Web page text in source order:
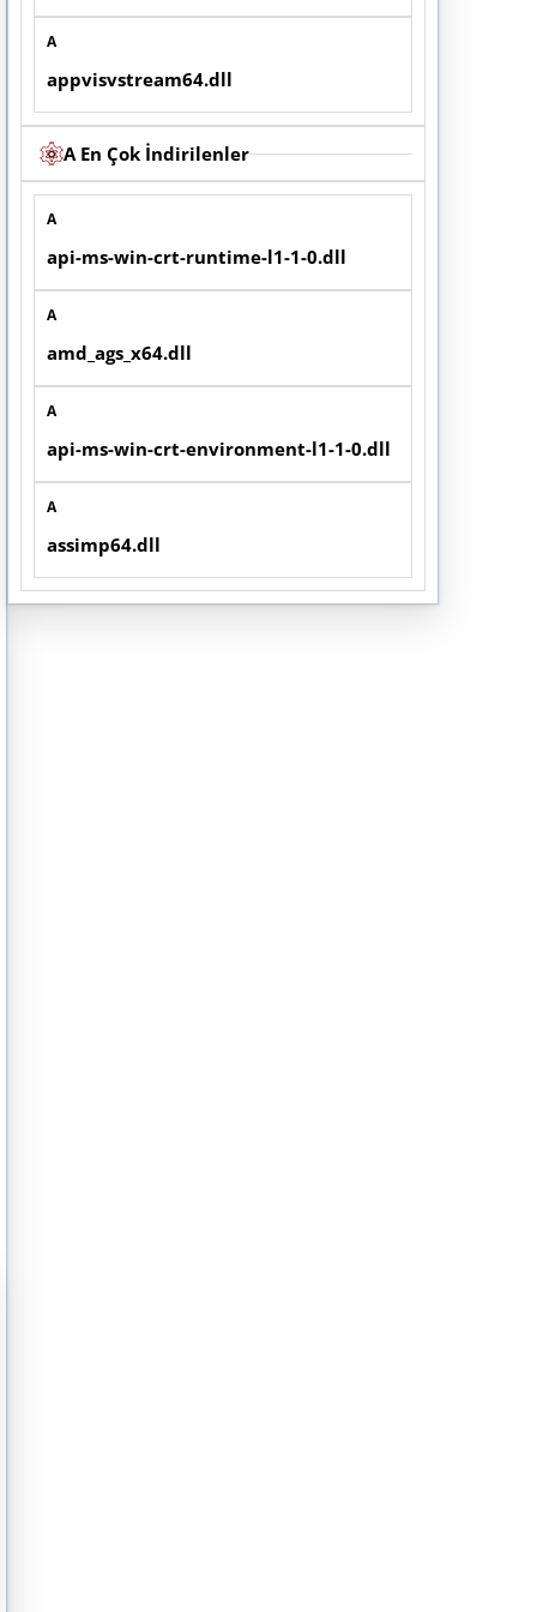
A
appvisvstream64.dll
A En Çok İndirilenler
A
api-ms-win-crt-runtime-l1-1-0.dll
A
amd_ags_x64.dll
A
api-ms-win-crt-environment-l1-1-0.dll
A
assimp64.dll